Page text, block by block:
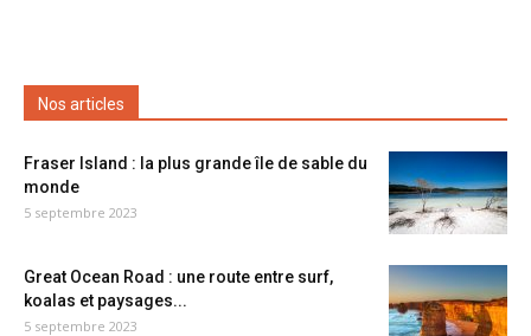
Nos articles
Fraser Island : la plus grande île de sable du
monde
5 septembre 2023
Great Ocean Road : une route entre surf,
koalas et paysages...
5 septembre 2023